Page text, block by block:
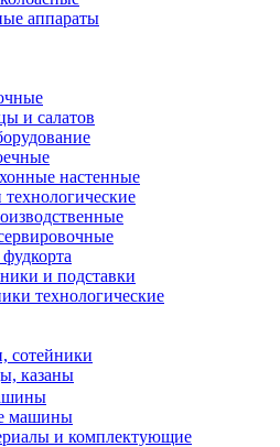
аппараты
и салатов
настенные
и подставки
технологические
сотейники
казаны
машины
и комплектующие